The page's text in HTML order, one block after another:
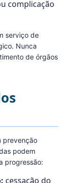
complicação
serviço de
Nunca
de órgãos
prevenção
podem
progressão:
cessação do